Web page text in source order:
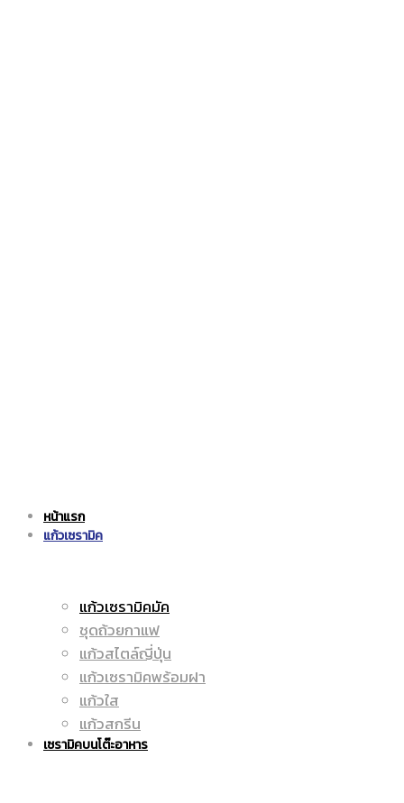
ราคา
|
เซรามิค
ราคา
หน้าแรก
แก้วเซรามิค
แก้วเซรามิคมัค
ชุดถ้วยกาแฟ
แก้วสไตล์ญี่ปุ่น
แก้วเซรามิคพร้อมฝา
แก้วใส
แก้วสกรีน
เซรามิคบนโต๊ะอาหาร